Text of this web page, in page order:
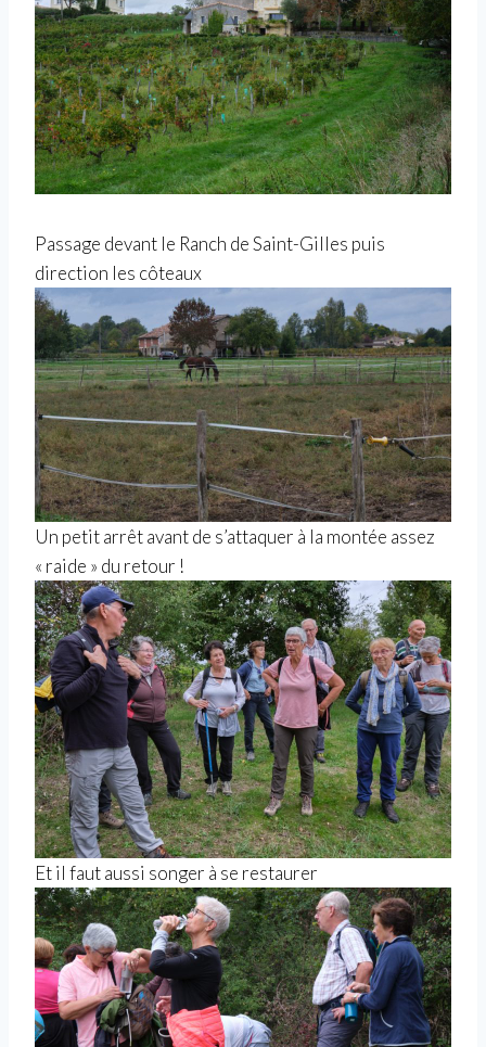
Passage devant le Ranch de Saint-Gilles puis
direction les côteaux
Un petit arrêt avant de s’attaquer à la montée assez
« raide » du retour !
Et il faut aussi songer à se restaurer